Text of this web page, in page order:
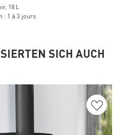
18 L
: 1 à 3 jours
SICH AUCH